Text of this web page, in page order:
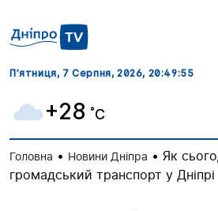
П’ятниця, 7 Серпня, 2026, 20:49:56
+28 ˚C
Головна • Новини Дніпра • Як
громадський транспорт у Дніпрі